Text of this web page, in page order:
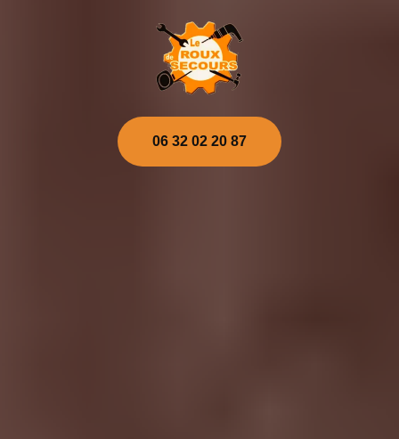
06 32 02 20 87